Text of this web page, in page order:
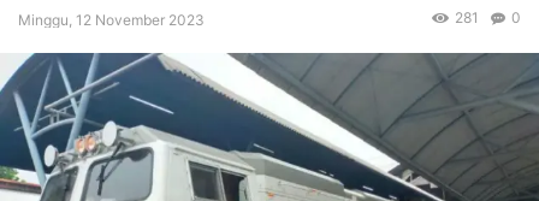
Minggu, 12 November 2023 0
281